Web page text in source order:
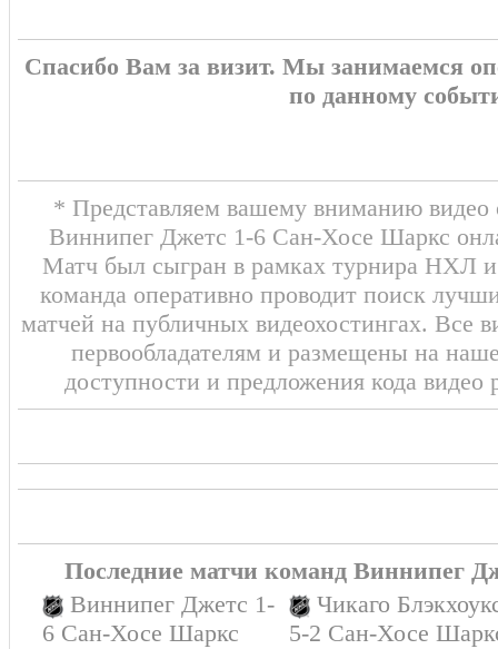
1:4 Michael Misa II
Клингберг Йон)
Командный штраф Удаление - 2 мин
Макклин, Клингберг Йон)
ВТОРОЙ ПЕРИОД0:3
13:40Sam Dickinson Удаление - 2 мин
06:26 1:1 Чернышов Иван
Вильям, Селебрини Макклин)
05:27 Удаление - 2 минНидеррайтер
03:28 ШАЙБА!!!Кепке Коул 1:0
ПЕРВЫЙ ПЕРИОД1:2
Спасибо Вам за визит. Мы занимаемся
по данному
* Представляем вашему вниманию видео
Виннипег Джетс 1-6 Сан-Хосе Шаркс
Матч был сыгран в рамках турнира НХЛ
команда оперативно проводит поиск
матчей на публичных видеохостингах. Все
первообладателям и размещены на
доступности и предложения кода видео
Последние матчи команд Виннипег
Виннипег Джетс 1-
6 Сан-Хосе Шаркс
Чикаго
5-2 Сан-Хосе